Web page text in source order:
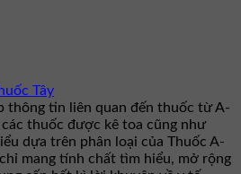
Tây
thông tin liên quan đến thuốc từ A-
thuốc được kê toa cũng như
dựa trên phân loại của Thuốc A-
mang tính chất tìm hiểu, mở rộng